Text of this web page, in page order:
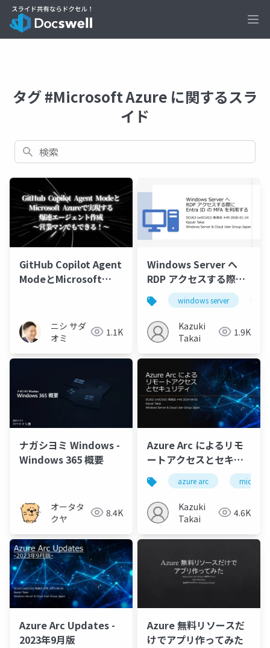
タグ #Microsoft Azure に関するスラ
イド
検索
GitHub Copilot Agent
ModeとMicrosoft
業マンでもできる！〜
ニシ サダ
オミ
1.1K
Windows Server へ
RDP アクセスする際に
Entra ID の MFA を利用
する
windows server
Kazuki
Takai
1.9K
ナガシヨミ Windows -
Windows 365 概要
オータタ
クヤ
8.4K
Azure Arc によるリモ
ートアクセスとセキュ
リティ azure arc
Kazuki
Takai
4.6K
Azure Arc Updates -
2023年9月版
Azure 無料リソースだ
けでアプリ作ってみた